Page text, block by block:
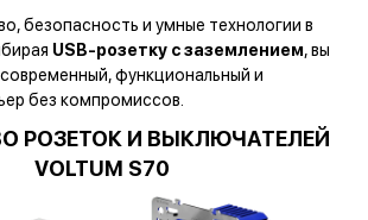
безопасность и умные технологии в
USB-розетку с заземлением, вы
функциональный и
без компромиссов.
РОЗЕТОК И ВЫКЛЮЧАТЕЛЕЙ
VOLTUM S70